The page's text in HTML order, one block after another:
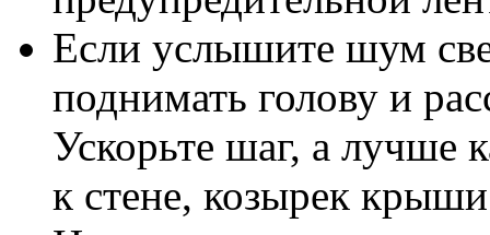
Если услышите шум
поднимать голову и
Ускорьте шаг, а лучше
к стене, козырек